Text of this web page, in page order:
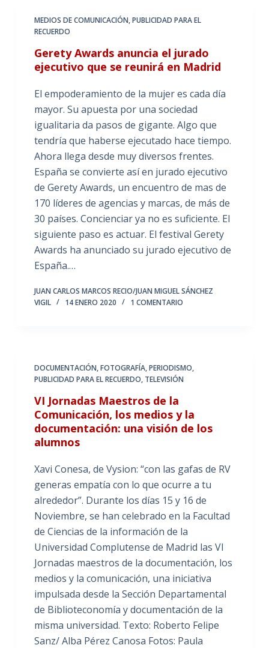
MEDIOS DE COMUNICACIÓN,PUBLICIDAD PARA EL
RECUERDO
Gerety Awards anuncia el jurado
ejecutivo que se reunirá en Madrid
El empoderamiento de la mujer es cada día
mayor. Su apuesta por una sociedad
igualitaria da pasos de gigante. Algo que
tendría que haberse ejecutado hace tiempo.
Ahora llega desde muy diversos frentes.
España se convierte así en jurado ejecutivo
de Gerety Awards, un encuentro de mas de
170 líderes de agencias y marcas, de más de
30 países. Concienciar ya no es suficiente. El
siguiente paso es actuar. El festival Gerety
Awards ha anunciado su jurado ejecutivo de
España.…
JUAN CARLOS MARCOS RECIO/JUAN MIGUEL SÁNCHEZ
VIGIL
14 ENERO 2020 1 COMENTARIO
DOCUMENTACIÓN,FOTOGRAFÍA,PERIODISMO,
PUBLICIDAD PARA EL RECUERDO, TELEVISIÓN
VI Jornadas Maestros de la
Comunicación, los medios y la
documentación: una visión de los
alumnos
Xavi Conesa, de Vysion: “con las gafas de RV
generas empatía con lo que ocurre a tu
alrededor”. Durante los días 15 y 16 de
Noviembre, se han celebrado en la Facultad
de Ciencias de la información de la
Universidad Complutense de Madrid las VI
Jornadas maestros de la documentación, los
medios y la comunicación, una iniciativa
impulsada desde la Sección Departamental
de Biblioteconomía y documentación de la
misma universidad. Texto: Roberto Felipe
Sanz/ Alba Pérez Canosa Fotos: Paula